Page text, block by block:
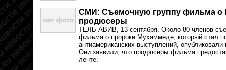
СМИ: Съемочную группу фильма о
продюсеры
ТЕЛЬ-АВИВ, 13 сентября. Около 80 членов
фильма о пророке Мухаммеде, который стал
антиамериканских выступлений,
Они заявили, что продюсеры фильма
ленте.